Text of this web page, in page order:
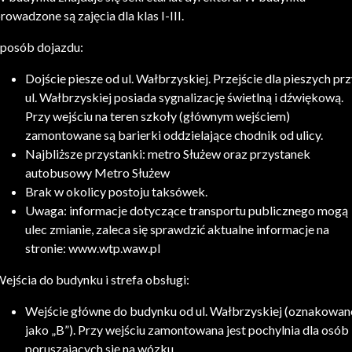
są zajęcia dla klas I-III.
dojazdu:
Dojście piesze od ul. Wałbrzyskiej. Przejście dla pieszych
ul. Wałbrzyskiej posiada sygnalizację świetlną i dźwiękową.
Przy wejściu na teren szkoły (głównym wejściem)
zamontowane są barierki oddzielające chodnik od ulicy.
Najbliższe przystanki: metro Służew oraz przystanek
autobusowy Metro Służew
Brak w okolicy postoju taksówek.
Uwaga: informacje dotyczące transportu publicznego mogą
ulec zmianie, zaleca się sprawdzić aktualne informacje na
stronie: www.wtp.waw.pl
do budynku i strefa obsługi:
Wejście główne do budynku od ul. Wałbrzyskiej
jako „B”). Przy wejściu zamontowana jest pochylnia dla osób
poruszających się na wózku.